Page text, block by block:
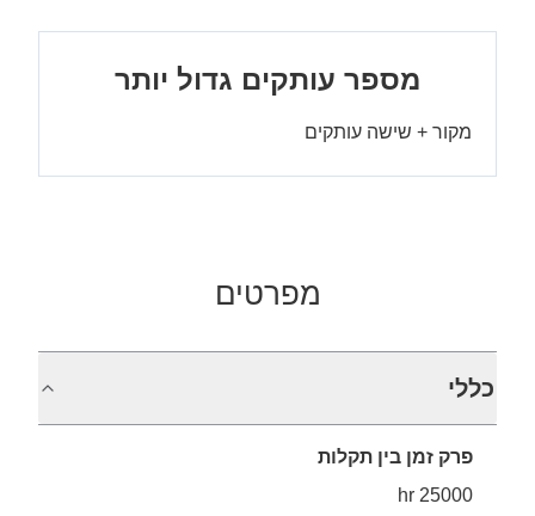
מספר עותקים גדול יותר
מקור + שישה עותקים
מפרטים
כללי
פרק זמן בין תקלות
25000 hr